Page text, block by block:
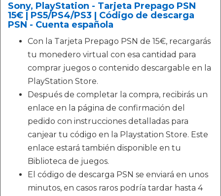
Sony, PlayStation - Tarjeta Prepago PSN
15€ | PS5/PS4/PS3 | Código de descarga
PSN - Cuenta española
Con la Tarjeta Prepago PSN de 15€, recargarás
tu monedero virtual con esa cantidad para
comprar juegos o contenido descargable en la
PlayStation Store.
Después de completar la compra, recibirás un
enlace en la página de confirmación del
pedido con instrucciones detalladas para
canjear tu código en la Playstation Store. Este
enlace estará también disponible en tu
Biblioteca de juegos.
El código de descarga PSN se enviará en unos
minutos, en casos raros podría tardar hasta 4